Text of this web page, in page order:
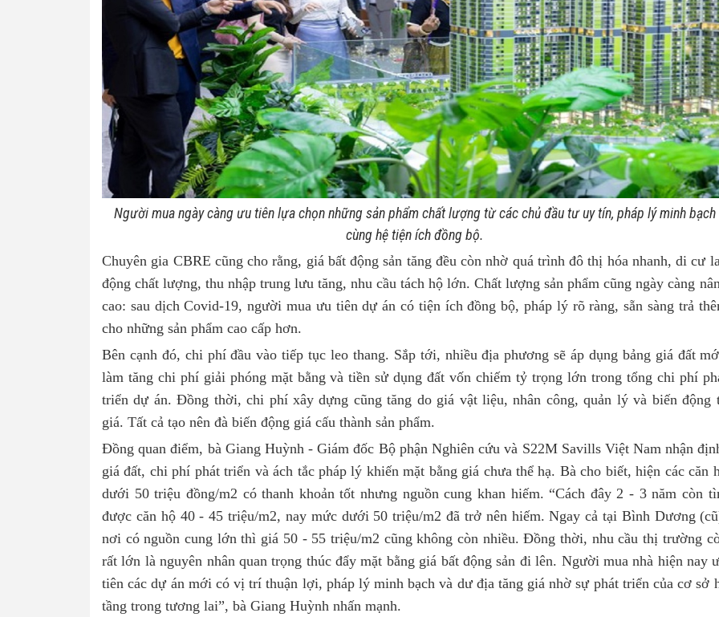
Người mua ngày càng ưu tiên lựa chọn những sản phẩm chất lượng từ các chủ đầu tư uy tín, pháp lý minh bạch
cùng hệ tiện ích đồng bộ.
Chuyên gia CBRE cũng cho rằng, giá bất động sản tăng đều còn nhờ quá trình đô thị hóa nhanh, di cư
động chất lượng, thu nhập trung lưu tăng, nhu cầu tách hộ lớn. Chất lượng sản phẩm cũng ngày càng
cao: sau dịch Covid-19, người mua ưu tiên dự án có tiện ích đồng bộ, pháp lý rõ ràng, sẵn sàng trả
cho những sản phẩm cao cấp hơn.
Bên cạnh đó, chi phí đầu vào tiếp tục leo thang. Sắp tới, nhiều địa phương sẽ áp dụng bảng giá đất
làm tăng chi phí giải phóng mặt bằng và tiền sử dụng đất vốn chiếm tỷ trọng lớn trong tổng chi phí
triển dự án. Đồng thời, chi phí xây dựng cũng tăng do giá vật liệu, nhân công, quản lý và biến động
giá. Tất cả tạo nên đà biến động giá cấu thành sản phẩm.
Đồng quan điểm, bà Giang Huỳnh - Giám đốc Bộ phận Nghiên cứu và S22M Savills Việt Nam nhận
giá đất, chi phí phát triển và ách tắc pháp lý khiến mặt bằng giá chưa thể hạ. Bà cho biết, hiện các căn
dưới 50 triệu đồng/m2 có thanh khoản tốt nhưng nguồn cung khan hiếm. “Cách đây 2 - 3 năm còn
được căn hộ 40 - 45 triệu/m2, nay mức dưới 50 triệu/m2 đã trở nên hiếm. Ngay cả tại Bình Dương
nơi có nguồn cung lớn thì giá 50 - 55 triệu/m2 cũng không còn nhiều. Đồng thời, nhu cầu thị trường
rất lớn là nguyên nhân quan trọng thúc đẩy mặt bằng giá bất động sản đi lên. Người mua nhà hiện nay
tiên các dự án mới có vị trí thuận lợi, pháp lý minh bạch và dư địa tăng giá nhờ sự phát triển của cơ sở
tầng trong tương lai”, bà Giang Huỳnh nhấn mạnh.